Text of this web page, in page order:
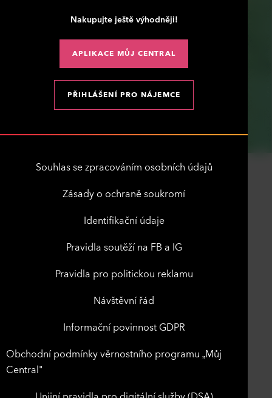
Nakupujte ještě výhodněji!
APLIKACE MŮJ CENTRAL
PŘIHLÁŠENÍ PRO NÁJEMCE
Souhlas se zpracováním osobních údajů
Zásady o ochraně soukromí
Identifikační údaje
Pravidla soutěží na FB a IG
Pravidla pro politickou reklamu
Návštěvní řád
Informační povinnost GDPR
Obchodní podmínky věrnostního programu „Můj
Central"